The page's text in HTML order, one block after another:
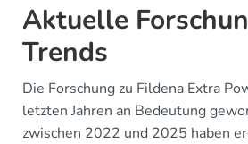
Aktuelle
Trends
Die Forschung zu Fildena Extra
letzten Jahren an Bedeutung
zwischen 2022 und 2025 haben